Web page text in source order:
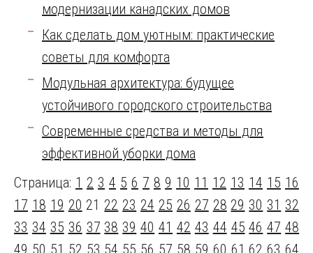
модернизации канадских домов
Как сделать дом уютным: практические
советы для комфорта
Модульная архитектура: будущее
устойчивого городского строительства
Современные средства и методы для
эффективной уборки дома
Страница: 1 2 3 4 5 6 7 8 9 10 11 12 13 14 15 16
17 18 19 20 21 22 23 24 25 26 27 28 29 30 31 32
33 34 35 36 37 38 39 40 41 42 43 44 45 46 47 48
49 50 51 52 53 54 55 56 57 58 59 60 61 62 63 64